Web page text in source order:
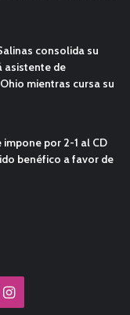
consolida su
asistente de
mientras cursa su
por 2-1 al CD
benéfico a favor de
Instagram